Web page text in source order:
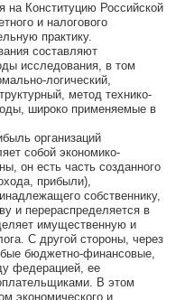
на Конституцию Российской
и налогового
практику.
составляют
исследования, в том
логический,
метод технико-
широко применяемые в
организаций
собой экономико-
он есть часть созданного
прибыли),
собственнику,
и перераспределяется в
имущественную и
С другой стороны, через
бюджетно-финансовые,
федерацией, ее
В этом
экономического и